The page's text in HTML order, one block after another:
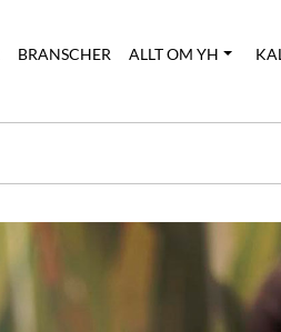
BRANSCHER ALLT OM YH